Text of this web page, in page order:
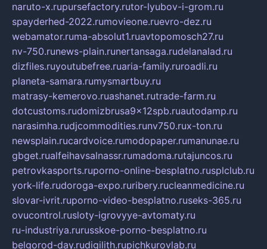
naruto-x.rupursefactory.rutor-lyubov-i-grom.ru
spayderhed-2022.rumovieone.ruevro-dez.ru
webamator.ruma-absolut1.ruavtopomosch27.ru
nv-750.runews-plain.runertansaga.rudelanalad.ru
dizfiles.ruyoutubefree.ruaria-family.ruroadli.ru
planeta-samara.rumysmartbuy.ru
matrasy-kemerovo.ruashanet.rutrade-farm.ru
dotcustoms.rudomizbrusa9x12spb.ruautodamp.ru
narasimha.rudjcommodities.runv750.rux-ton.ru
newsplain.rucardvoice.rumodopaper.rumanunae.ru
gbget.rualfeihavsalnassr.rumadoma.rutajuncos.ru
petrovkasports.ruporno-online-besplatno.rusplclub.ru
york-life.rudoroga-expo.ruribery.rucleanmedicine.ru
slovar-ivrit.ruporno-video-besplatno.ruseks-365.ru
ovucontrol.rusloty-igrovyye-avtomaty.ru
ru-industriya.rurusskoe-porno-besplatno.ru
belgorod-day.rudigilith.rupichkurovlab.ru